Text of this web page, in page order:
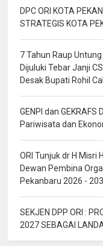
DPC ORI KOTA
STRATEGIS KOTA
7 Tahun Raup
Dijuluki Tebar Janji
Desak Bupati Rohil
GENPI dan
Pariwisata dan
ORI Tunjuk dr H Misri
Dewan Pembina
Pekanbaru 2026 -
SEKJEN DPP ORI :
2027 SEBAGAI